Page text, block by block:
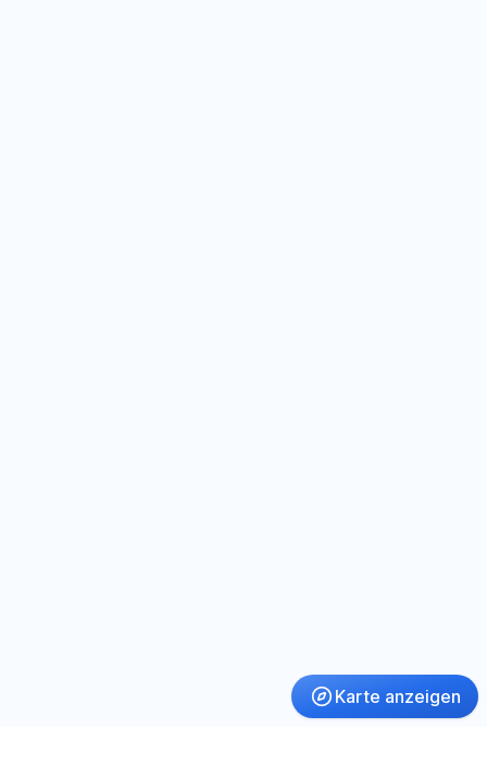
Karte anzeigen